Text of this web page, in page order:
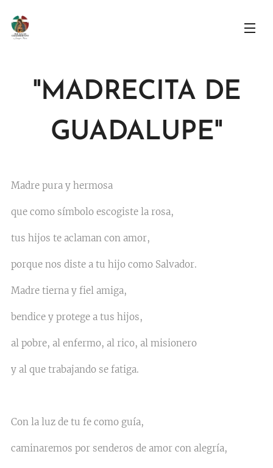
"MADRECITA DE
GUADALUPE"
Madre pura y hermosa
que como símbolo escogiste la rosa,
tus hijos te aclaman con amor,
porque nos diste a tu hijo como Salvador.
Madre tierna y fiel amiga,
bendice y protege a tus hijos,
al pobre, al enfermo, al rico, al misionero
y al que trabajando se fatiga.
Con la luz de tu fe como guía,
caminaremos por senderos de amor con alegría,